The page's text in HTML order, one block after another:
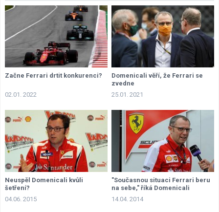
Začne Ferrari drtit konkurenci?
02.01. 2022
Domenicali věří, že Ferrari se
zvedne
25.01. 2021
Neuspěl Domenicali kvůli
šetření?
04.06. 2015
"Současnou situaci Ferrari beru
na sebe," říká Domenicali
14.04. 2014